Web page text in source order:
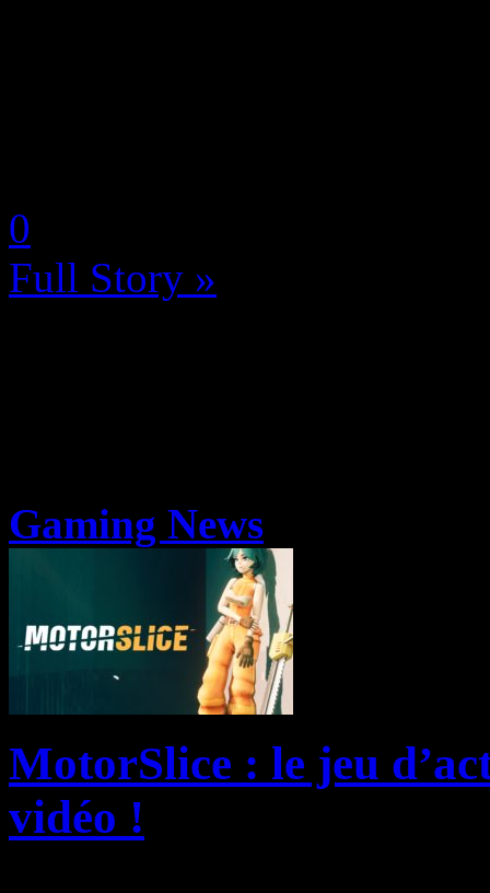
0
Full Story »
Gaming News
MotorSlice : le jeu
vidéo !